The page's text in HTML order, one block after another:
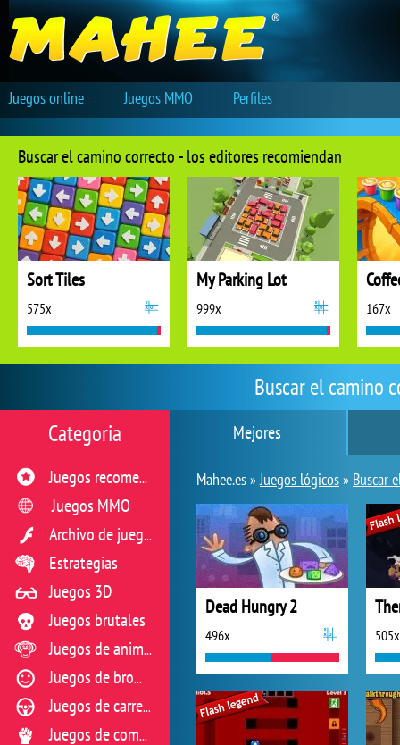
Buscar el camino
Mejores
Mahee.es »Juegos lógicos» Buscar
Dead Hungry 2
496x 505x
Categoria
Juegos recomendados
Juegos MMO
Archivo de juegos flash
Estrategias
Juegos 3D
Juegos brutales
Juegos de animales
Juegos de broma
Juegos de carreras
Juegos de combate
Buscar el camino correcto - los editores recomiendan
Sort Tiles
575x
My Parking Lot
999x 167x
Juegos online Juegos MMO Perfiles